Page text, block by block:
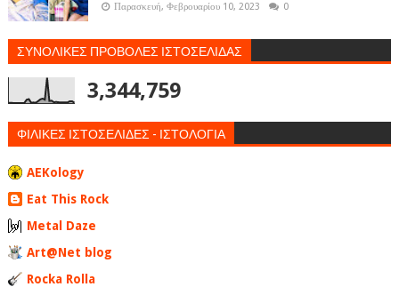
Παρασκευή, Φεβρουαρίου 10, 2023 0
ΣΥΝΟΛΙΚΕΣ ΠΡΟΒΟΛΕΣ ΙΣΤΟΣΕΛΙΔΑΣ
3,344,759
ΦΙΛΙΚΕΣ ΙΣΤΟΣΕΛΙΔΕΣ - ΙΣΤΟΛΟΓΙΑ
AEKology
Eat This Rock
Metal Daze
Art@Net blog
Rocka Rolla